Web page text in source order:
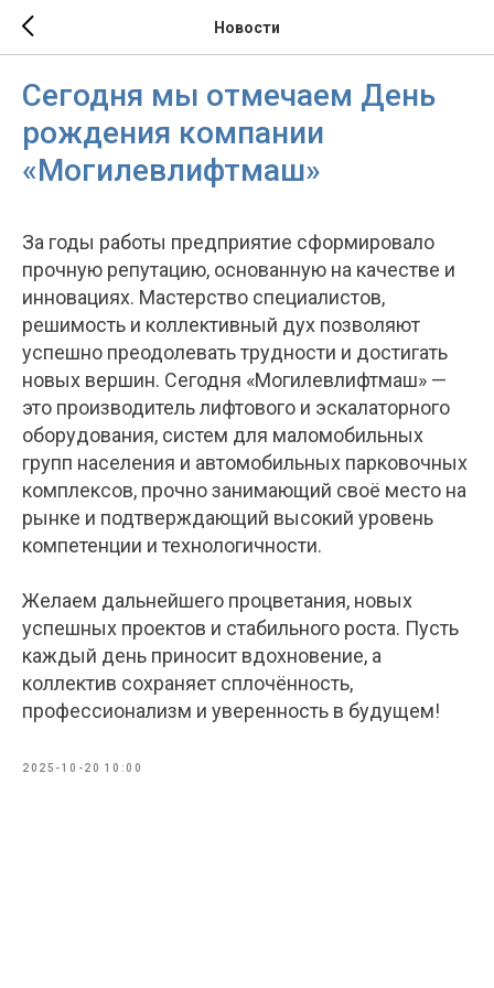
Новости
Сегодня мы отмечаем День
рождения компании
«Могилевлифтмаш»
За годы работы предприятие сформировало
прочную репутацию, основанную на качестве и
инновациях. Мастерство специалистов,
решимость и коллективный дух позволяют
успешно преодолевать трудности и достигать
новых вершин. Сегодня «Могилевлифтмаш» —
это производитель лифтового и эскалаторного
оборудования, систем для маломобильных
групп населения и автомобильных парковочных
комплексов, прочно занимающий своё место на
рынке и подтверждающий высокий уровень
компетенции и технологичности.
Желаем дальнейшего процветания, новых
успешных проектов и стабильного роста. Пусть
каждый день приносит вдохновение, а
коллектив сохраняет сплочённость,
профессионализм и уверенность в будущем!
2025-10-20 10:00